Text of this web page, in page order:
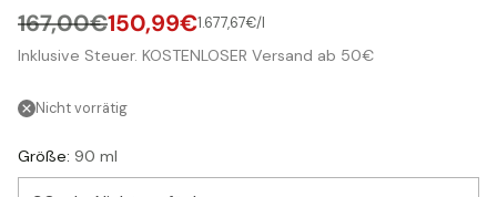
Normaler
167,00€150,99€Stückpreis
1.677,67€/
pro l
Inklusive Steuer. KOSTENLOSER Versand ab 50€
Nicht vorrätig
Größe: 90 ml